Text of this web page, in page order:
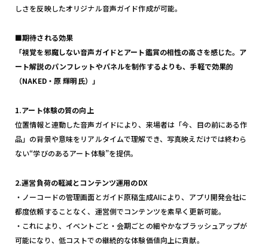
しさを反映したオリジナル音声ガイド作成が可能。
■期待される効果
「視覚を邪魔しない音声ガイドとアート鑑賞の相性の高さを感じた。ア
ート解説のパンフレットやパネルを制作するよりも、手軽で効果的
（NAKED・原 輝明氏）」
1.アート体験の質の向上
位置情報と連動した音声ガイドにより、来場者は「今、目の前にある作
品」の背景や意味をリアルタイムで理解でき、写真映えだけでは終わら
ない“学びのあるアート体験”を提供。
2.運営負荷の軽減とコンテンツ運用のDX
・ノーコードの管理画面とガイド原稿生成AIにより、アプリ開発会社に
都度依頼することなく、運営側でコンテンツを素早く更新可能。
・これにより、イベントごと・会期ごとの細やかなブラッシュアップが
可能になり、低コストでの継続的な体験価値向上に貢献。